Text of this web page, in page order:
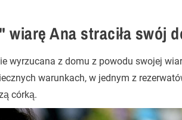
Ana straciła swój
wyrzucana z domu z powodu swojej
warunkach, w jednym z
córką.